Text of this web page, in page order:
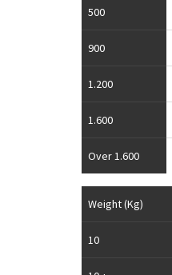
500
900
1.200
1.600
Over 1.600
Weight (Kg)
10